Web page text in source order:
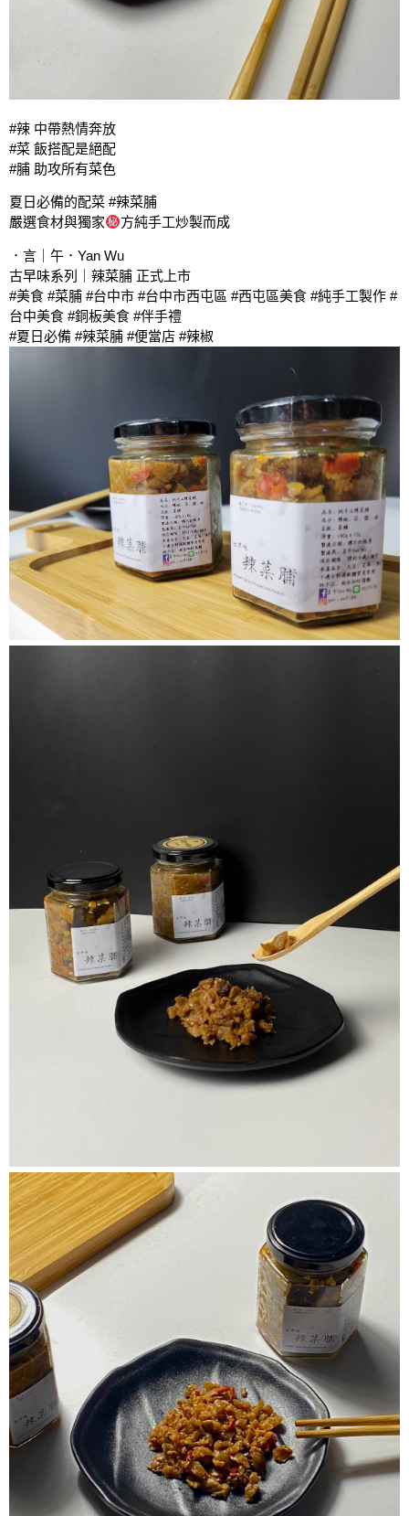
#辣 中帶熱情奔放
#菜 飯搭配是絕配
#脯 助攻所有菜色
夏日必備的配菜 #辣菜脯
嚴選食材與獨家
方純手工炒製而成
．言｜午．Yan Wu
古早味系列｜辣菜脯 正式上市
#美食 #菜脯 #台中市 #台中市西屯區 #西屯區美食 #純手工製作 #
台中美食 #銅板美食 #伴手禮
#夏日必備 #辣菜脯 #便當店 #辣椒